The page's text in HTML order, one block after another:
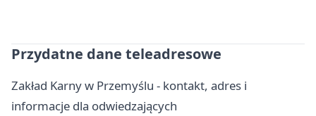
Przydatne dane teleadresowe
Zakład Karny w Przemyślu - kontakt, adres i
informacje dla odwiedzających